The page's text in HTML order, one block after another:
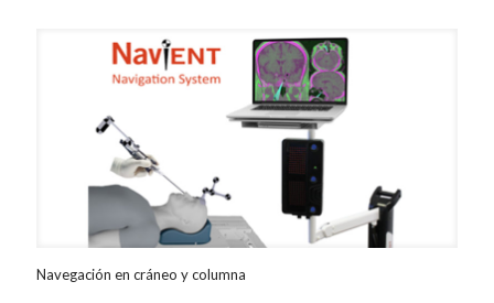
Navegación en cráneo y columna